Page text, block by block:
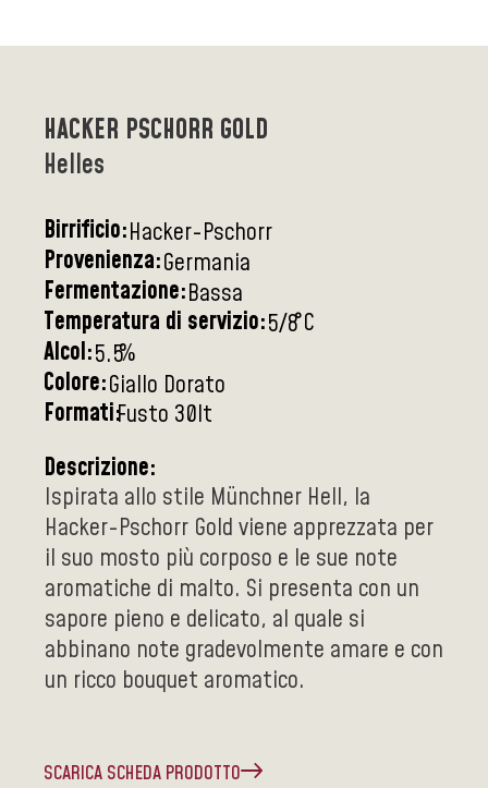
HACKER PSCHORR GOLD
Helles
Birrificio:Hacker-Pschorr
Provenienza:Germania
Fermentazione:Bassa
Temperatura di servizio:5/8°C
Alcol:5.5%
Colore:Giallo Dorato
Formati:Fusto 30lt
Descrizione:
Ispirata allo stile Münchner Hell, la
Hacker-Pschorr Gold viene apprezzata per
il suo mosto più corposo e le sue note
aromatiche di malto. Si presenta con un
sapore pieno e delicato, al quale si
abbinano note gradevolmente amare e con
un ricco bouquet aromatico.
SCARICA SCHEDA PRODOTTO